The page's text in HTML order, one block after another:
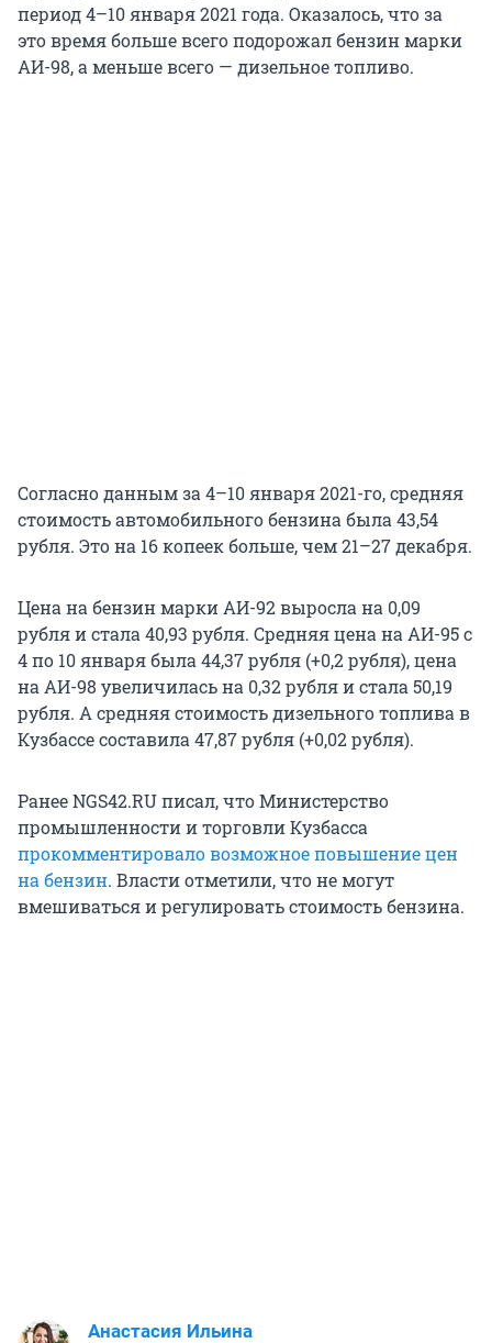
период 4–10 января 2021 года. Оказалось, что за
это время больше всего подорожал бензин марки
АИ-98, а меньше всего — дизельное топливо.
Согласно данным за 4–10 января 2021-го, средняя
стоимость автомобильного бензина была 43,54
рубля. Это на 16 копеек больше, чем 21–27 декабря.
Цена на бензин марки АИ-92 выросла на 0,09
рубля и стала 40,93 рубля. Средняя цена на АИ-95 с
4 по 10 января была 44,37 рубля (+0,2 рубля), цена
на АИ-98 увеличилась на 0,32 рубля и стала 50,19
рубля. А средняя стоимость дизельного топлива в
Кузбассе составила 47,87 рубля (+0,02 рубля).
Ранее NGS42.RU писал, что Министерство
промышленности и торговли Кузбасса
прокомментировало возможное повышение цен
на бензин. Власти отметили, что не могут
вмешиваться и регулировать стоимость бензина.
Анастасия Ильина